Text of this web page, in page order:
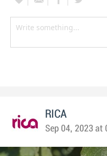
RICA
Sep 04, 2023 at